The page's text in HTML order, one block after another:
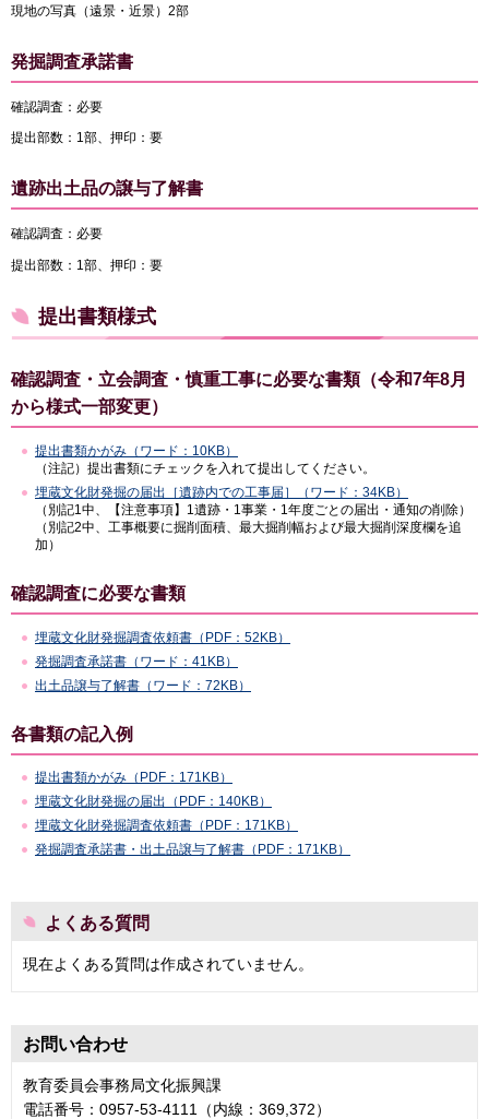
現地の写真（遠景・近景）2部
発掘調査承諾書
確認調査：必要
提出部数：1部、押印：要
遺跡出土品の譲与了解書
確認調査：必要
提出部数：1部、押印：要
提出書類様式
確認調査・立会調査・慎重工事に必要な書類（令和7年8月
から様式一部変更）
提出書類かがみ（ワード：10KB）
（注記）提出書類にチェックを入れて提出してください。
埋蔵文化財発掘の届出［遺跡内での工事届］（ワード：34KB）
（別記1中、【注意事項】1遺跡・1事業・1年度ごとの届出・通知の削除）
（別記2中、工事概要に掘削面積、最大掘削幅および最大掘削深度欄を追
加）
確認調査に必要な書類
埋蔵文化財発掘調査依頼書（PDF：52KB）
発掘調査承諾書（ワード：41KB）
出土品譲与了解書（ワード：72KB）
各書類の記入例
提出書類かがみ（PDF：171KB）
埋蔵文化財発掘の届出（PDF：140KB）
埋蔵文化財発掘調査依頼書（PDF：171KB）
発掘調査承諾書・出土品譲与了解書（PDF：171KB）
よくある質問
現在よくある質問は作成されていません。
お問い合わせ
教育委員会事務局文化振興課
電話番号：0957-53-4111（内線：369,372）